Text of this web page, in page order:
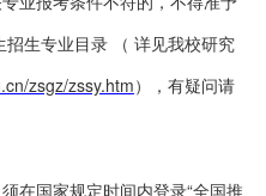
生专业目录 （ 详见我校研究
zsgz/zssy.htm），有疑问请
在国家规定时间内登录“全国推